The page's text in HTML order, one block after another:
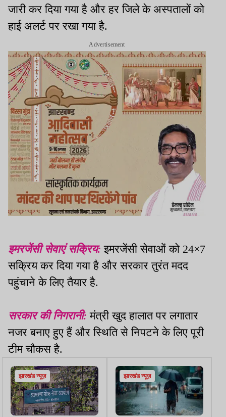
जारी कर दिया गया है और हर जिले के अस्पतालों को
हाई अलर्ट पर रखा गया है.
Advertisement
इमरजेंसी सेवाएं सक्रिय: इमरजेंसी सेवाओं को 24×7
सक्रिय कर दिया गया है और सरकार तुरंत मदद
पहुंचाने के लिए तैयार है.
सरकार की निगरानी: मंत्री खुद हालात पर लगातार
नजर बनाए हुए हैं और स्थिति से निपटने के लिए पूरी
टीम चौकस है.
झारखंड न्यूज़ झारखंड न्यूज़